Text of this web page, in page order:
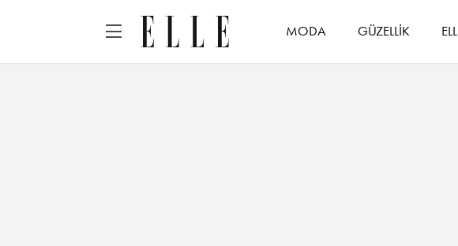
MODA GÜZELLİK